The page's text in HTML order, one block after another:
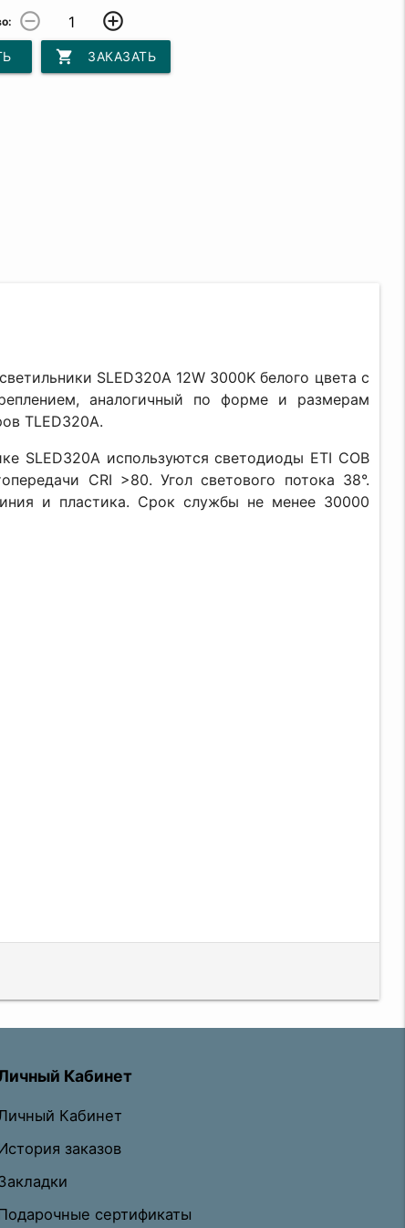
remove_circle_outline add_circle_outline
shopping_cart ЗАКАЗАТЬ
светильники SLED320A 12W 3000K белого цвета с
аналогичный по форме и размерам
TLED320A.
SLED320A используются светодиоды ETI COB
CRI >80. Угол светового потока 38°.
и пластика. Срок службы не менее 30000
Кабинет
Кабинет
заказов
сертификаты